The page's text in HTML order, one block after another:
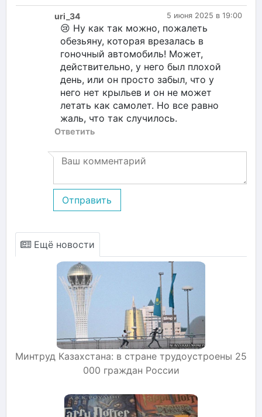
5 июня 2025 в 19:00
uri_34
😢 Ну как так можно, пожалеть
обезьяну, которая врезалась в
гоночный автомобиль! Может,
действительно, у него был плохой
день, или он просто забыл, что у
него нет крыльев и он не может
летать как самолет. Но все равно
жаль, что так случилось.
Ответить
Отправить
Ещё новости
Минтруд Казахстана: в стране трудоустроены 25
000 граждан России